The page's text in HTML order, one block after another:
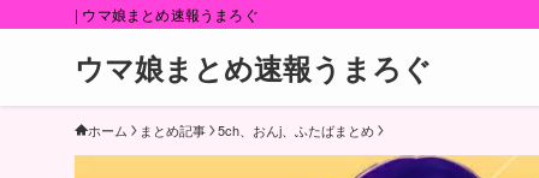
| ウマ娘まとめ速報うまろぐ
ウマ娘まとめ速報うまろぐ
ホーム まとめ記事 5ch、おんj、ふたばまとめ